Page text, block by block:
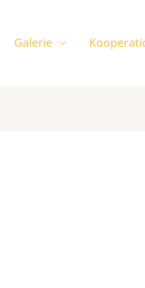
Galerie